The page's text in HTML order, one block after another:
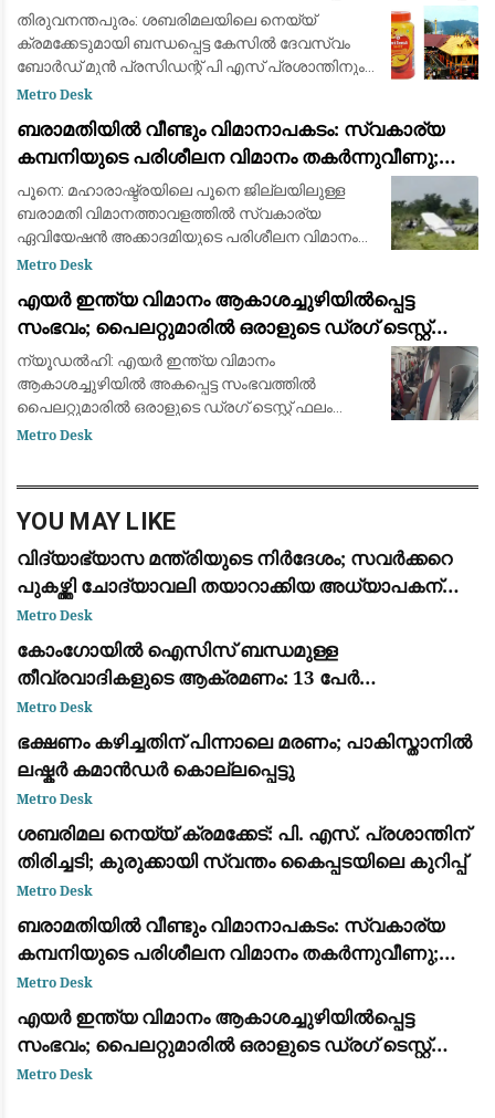
തിരുവനന്തപുരം: ശബരിമലയിലെ നെയ്യ്
ക്രമക്കേടുമായി ബന്ധപ്പെട്ട കേസിൽ ദേവസ്വം
ബോർഡ് മുൻ പ്രസിഡന്റ് പി എസ് പ്രശാന്തിനും
മുൻ അംഗം എ അജികുമാറിനും വലിയ തിരിച്ചടി.
വിജിലൻസ് പ്
Metro Desk
ബരാമതിയിൽ വീണ്ടും വിമാനാപകടം: സ്വകാര്യ
കമ്പനിയുടെ പരിശീലന വിമാനം തകർന്നുവീണു;
ആളപായമില്ല
പൂനെ: മഹാരാഷ്ട്രയിലെ പൂനെ ജില്ലയിലുള്ള
ബരാമതി വിമാനത്താവളത്തിൽ സ്വകാര്യ
ഏവിയേഷൻ അക്കാദമിയുടെ പരിശീലന വിമാനം
തകർന്നുവീണു. കാർവർ ഏവിയേഷൻ (Carver
പരിശീലന വിമ
Metro Desk
എയർ ഇന്ത്യ വിമാനം ആകാശച്ചുഴിയിൽപ്പെട്ട
സംഭവം; പൈലറ്റുമാരിൽ ഒരാളുടെ ഡ്രഗ് ടെസ്റ്റ്
ഫലം പോസിറ്റീവ്
ന്യൂഡൽഹി: എയർ ഇന്ത്യ വിമാനം
ആകാശച്ചുഴിയിൽ അകപ്പെട്ട സംഭവത്തിൽ
പൈലറ്റുമാരിൽ ഒരാളുടെ ഡ്രഗ് ടെസ്റ്റ് ഫലം
പോസിറ്റീവെന്ന് റിപ്പോർട്ട്. ഇനി ഒരു ഫലം കൂടി
Metro Desk
YOU MAY LIKE
വിദ്യാഭ്യാസ മന്ത്രിയുടെ നിർദേശം; സവർക്കറെ
പുകഴ്ത്തി ചോദ്യാവലി തയാറാക്കിയ അധ്യാപകന്
സസ്പെൻഷൻ
Metro Desk
കോംഗോയിൽ ഐസിസ് ബന്ധമുള്ള
തീവ്രവാദികളുടെ ആക്രമണം: 13 പേർ
കൊല്ലപ്പെട്ടു; വീടുകൾ കത്തിച്ചു
Metro Desk
ഭക്ഷണം കഴിച്ചതിന് പിന്നാലെ മരണം; പാകിസ്താനിൽ
ലഷ്കർ കമാൻഡർ കൊല്ലപ്പെട്ടു
Metro Desk
ശബരിമല നെയ്യ് ക്രമക്കേട്: പി. എസ്. പ്രശാന്തിന്
തിരിച്ചടി; കുരുക്കായി സ്വന്തം കൈപ്പടയിലെ കുറിപ്പ്
Metro Desk
ബരാമതിയിൽ വീണ്ടും വിമാനാപകടം: സ്വകാര്യ
കമ്പനിയുടെ പരിശീലന വിമാനം തകർന്നുവീണു;
ആളപായമില്ല
Metro Desk
എയർ ഇന്ത്യ വിമാനം ആകാശച്ചുഴിയിൽപ്പെട്ട
സംഭവം; പൈലറ്റുമാരിൽ ഒരാളുടെ ഡ്രഗ് ടെസ്റ്റ്
ഫലം പോസിറ്റീവ്
Metro Desk